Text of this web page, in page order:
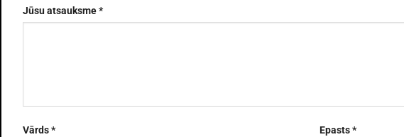
Jūsu atsauksme*
Vārds* Epasts*